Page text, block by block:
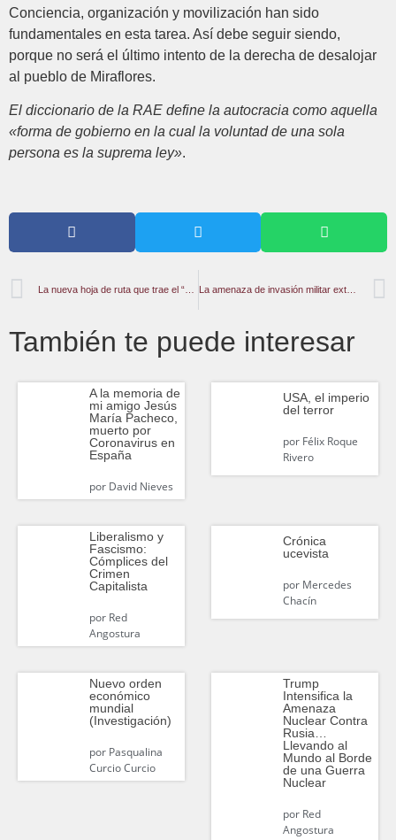
Conciencia, organización y movilización han sido
fundamentales en esta tarea. Así debe seguir siendo,
porque no será el último intento de la derecha de desalojar
al pueblo de Miraflores.
El diccionario de la RAE define la autocracia como aquella
«forma de gobierno en la cual la voluntad de una sola
persona es la suprema ley».
La amenaza de invasión militar extranjera por parte de EEUU: ¿herramienta para forzar una negociación?
También te puede interesar
A la memoria de
mi amigo Jesús
María Pacheco,
muerto por
Coronavirus en
España
porDavid Nieves
USA, el imperio
del terror
porFélix Roque
Rivero
Liberalismo y
Fascismo:
Cómplices del
Crimen
Capitalista
porRed
Angostura
Crónica
ucevista
porMercedes
Chacín
Nuevo orden
económico
mundial
(Investigación)
porPasqualina
Curcio Curcio
Trump
Intensifica la
Amenaza
Nuclear Contra
Rusia…
Llevando al
Mundo al Borde
de una Guerra
Nuclear
porRed
Angostura